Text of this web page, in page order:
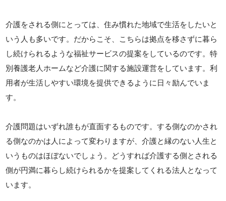
介護をされる側にとっては、住み慣れた地域で生活をしたいと
いう人も多いです。だからこそ、こちらは拠点を移さずに暮ら
し続けられるような福祉サービスの提案をしているのです。特
別養護老人ホームなど介護に関する施設運営をしています。利
用者が生活しやすい環境を提供できるように日々励んでいま
す。
介護問題はいずれ誰もが直面するものです。する側なのかされ
る側なのかは人によって変わりますが、介護と縁のない人生と
いうものはほぼないでしょう。どうすれば介護する側とされる
側が円満に暮らし続けられるかを提案してくれる法人となって
います。